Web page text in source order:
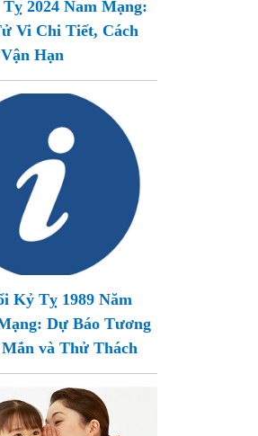
2024 Nam Mạng:
Vi Chi Tiết, Cách
Hạn
Kỷ Tỵ 1989 Năm
Dự Báo Tương
và Thử Thách